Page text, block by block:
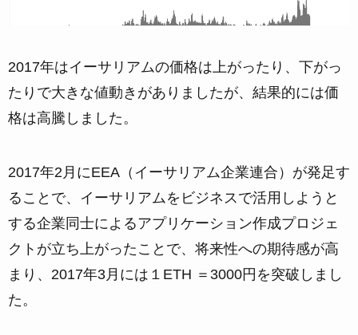
2017年はイーサリアムの価格は上がったり、下がっ
たりで大きな値動きがありましたが、結果的には価
格は高騰しました。
2017年2月にEEA（イーサリアム企業連合）が発足す
ることで、イーサリアムをビジネスで活用しようと
する企業同士によるアプリケーション作成プロジェ
クトが立ち上がったことで、将来性への期待感が高
まり、2017年3月には１ETH ＝3000円を突破しまし
た。